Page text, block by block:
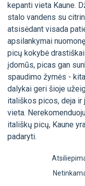
kepanti vieta Kaune.
stalo vandens su
atsisėdant visada
apsilankymai
picų kokybė
įdomūs, picas gan
spaudimo žymės -
dalykai geri šioje
itališkos picos, deja ir
vieta.
itališkų picų, Kaune
padaryti.